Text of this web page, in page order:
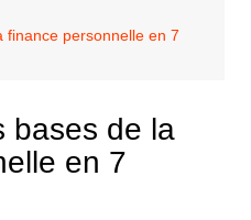
finance personnelle en 7
bases de la
en 7